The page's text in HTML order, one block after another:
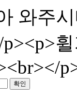
와주
확인